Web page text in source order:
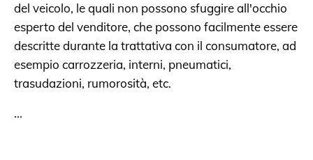
del veicolo, le quali non possono sfuggire all'occhio
esperto del venditore, che possono facilmente essere
descritte durante la trattativa con il consumatore, ad
esempio carrozzeria, interni, pneumatici,
trasudazioni, rumorosità, etc.
...